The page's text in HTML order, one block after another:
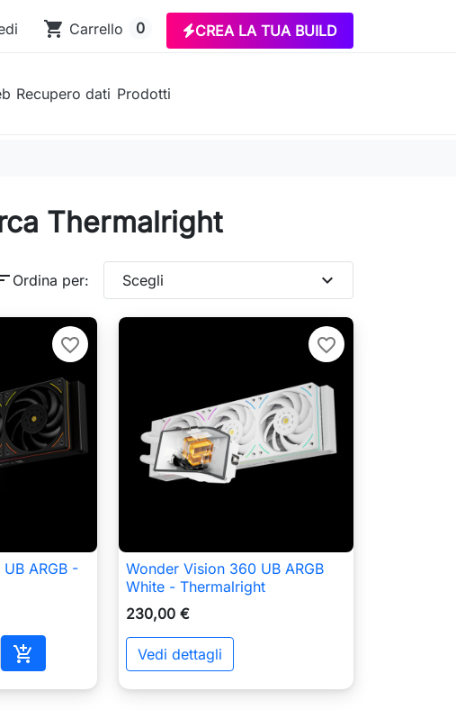
shopping_cart Carrello 0 CREA LA TUA BUILD
Recupero dati Prodotti
Thermalright
Ordina per: Scegli expand_more
favorite_border
ARGB -

Aggiungi al carrello
favorite_border
 Anteprima
Wonder Vision 360 UB ARGB
White - Thermalright
230,00 €
Vedi dettagli